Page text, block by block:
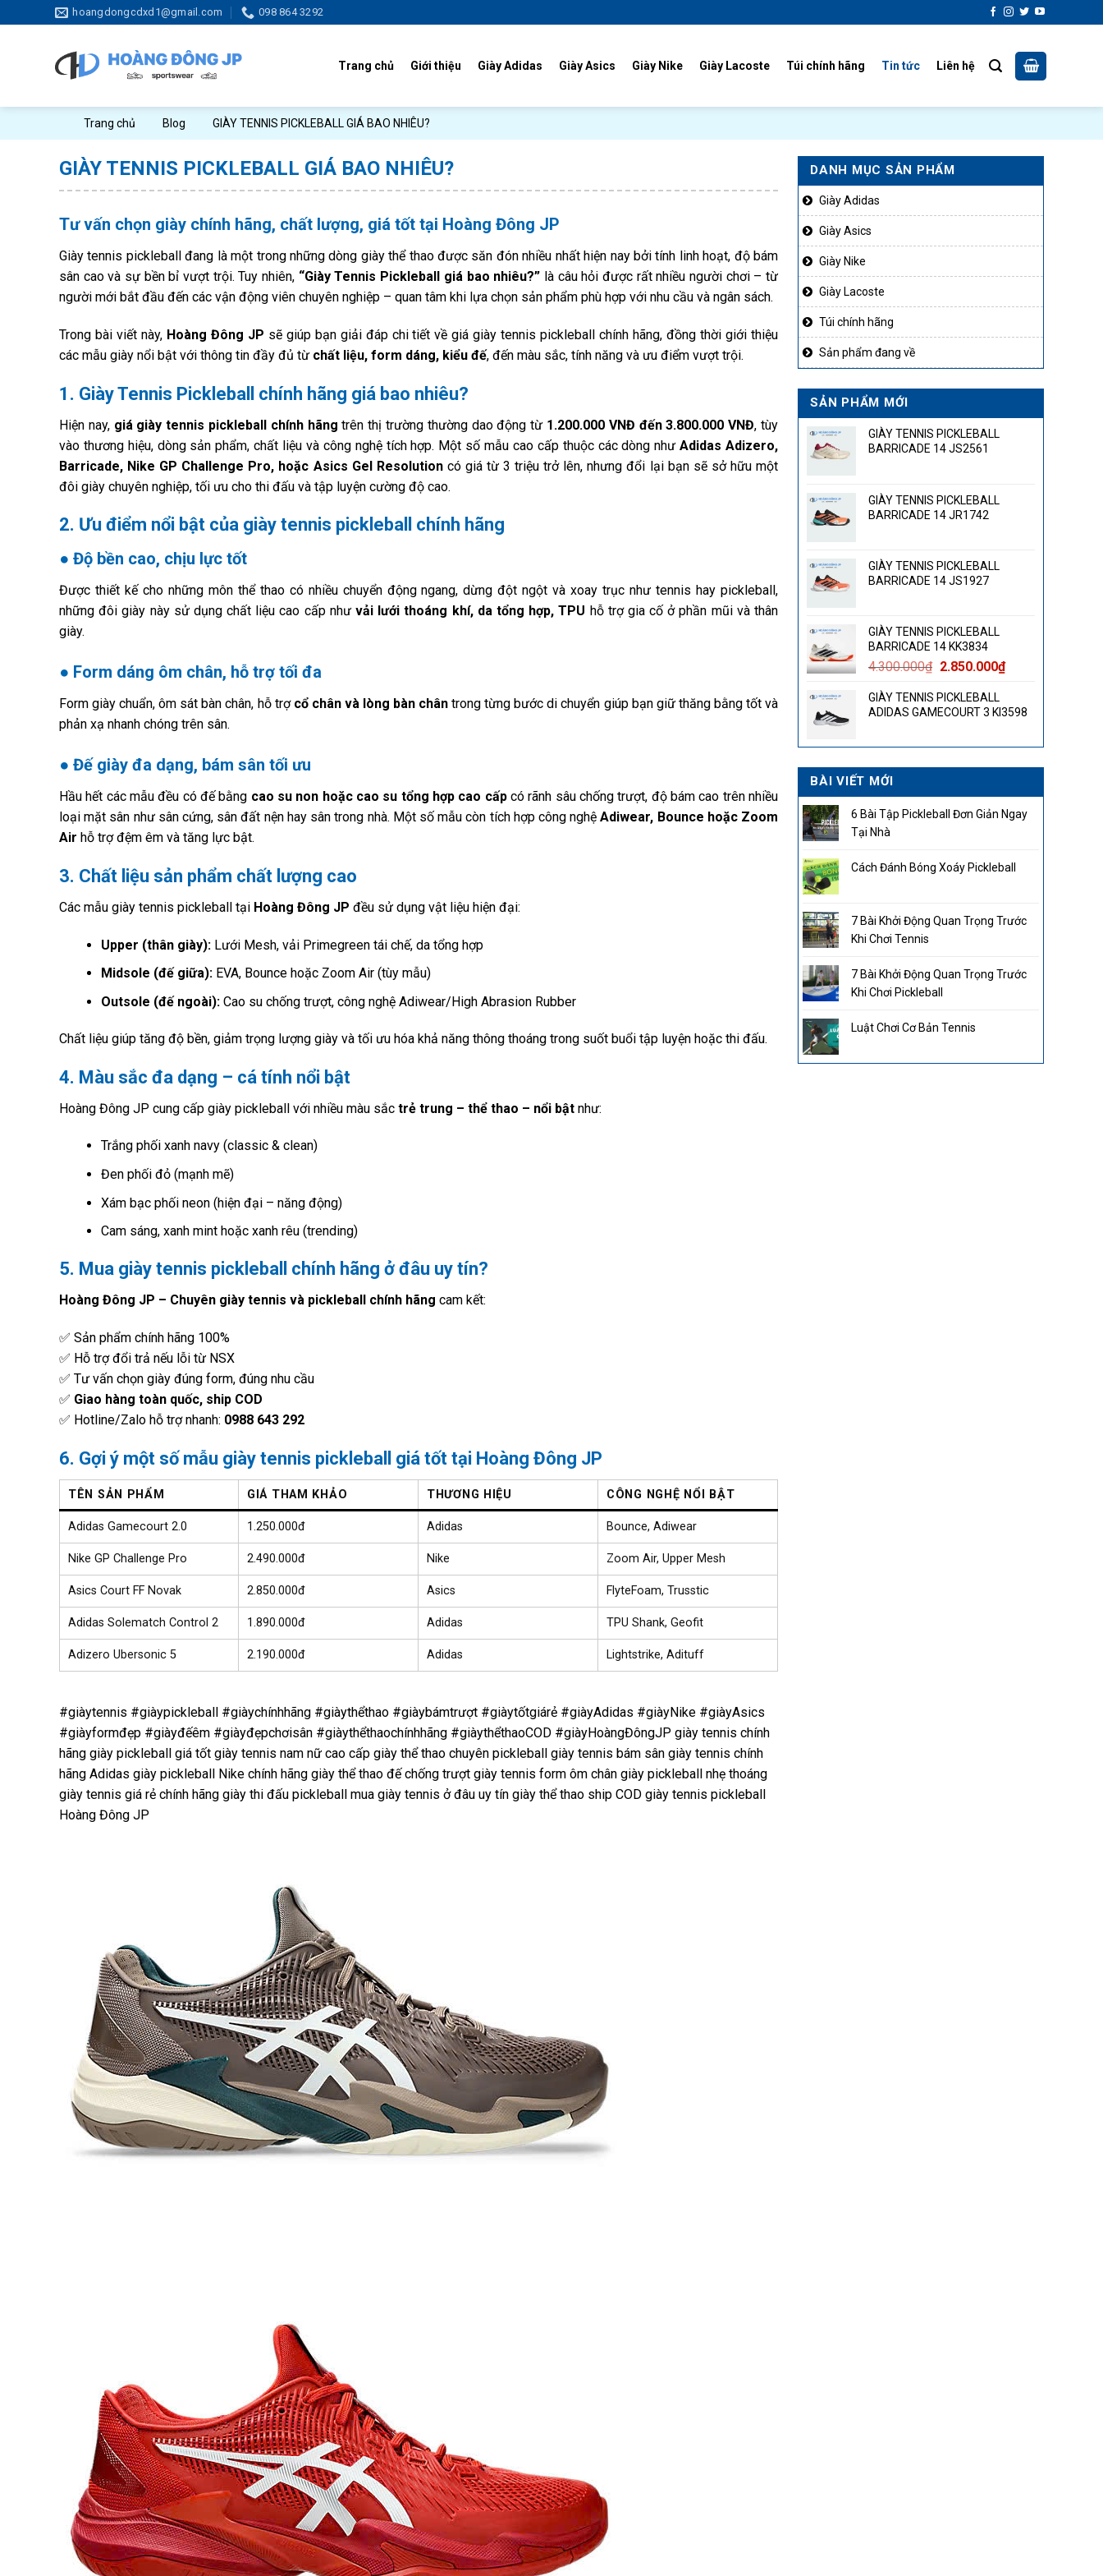
to
hoangdongcdxd1@gmail.com 098 864 3292
Trang chủ Giới thiệu Giày Adidas Giày Asics Giày Nike Giày Lacoste Túi chính hãng Tin tức Liên hệ
Trang chủ Blog GIÀY TENNIS PICKLEBALL GIÁ BAO NHIÊU?
GIÀY TENNIS PICKLEBALL GIÁ BAO NHIÊU?
Tư vấn chọn giày chính hãng, chất lượng, giá tốt tại Hoàng Đông JP
Giày tennis pickleball đang là một trong những dòng giày thể thao được săn đón nhiều nhất hiện nay bởi tính linh hoạt, độ bám
sân cao và sự bền bỉ vượt trội. Tuy nhiên, “Giày Tennis Pickleball giá bao nhiêu?” là câu hỏi được rất nhiều người chơi – từ
người mới bắt đầu đến các vận động viên chuyên nghiệp – quan tâm khi lựa chọn sản phẩm phù hợp với nhu cầu và ngân sách.
Trong bài viết này, Hoàng Đông JP sẽ giúp bạn giải đáp chi tiết về giá giày tennis pickleball chính hãng, đồng thời giới thiệu
các mẫu giày nổi bật với thông tin đầy đủ từ chất liệu, form dáng, kiểu đế, đến màu sắc, tính năng và ưu điểm vượt trội.
1. Giày Tennis Pickleball chính hãng giá bao nhiêu?
Hiện nay, giá giày tennis pickleball chính hãng trên thị trường thường dao động từ 1.200.000 VNĐ đến 3.800.000 VNĐ, tùy
vào thương hiệu, dòng sản phẩm, chất liệu và công nghệ tích hợp. Một số mẫu cao cấp thuộc các dòng nhưAdidas Adizero,
Barricade, Nike GP Challenge Pro, hoặc Asics Gel Resolutioncó giá từ 3 triệu trở lên, nhưng đổi lại bạn sẽ sở hữu một
đôi giày chuyên nghiệp, tối ưu cho thi đấu và tập luyện cường độ cao.
2. Ưu điểm nổi bật của giày tennis pickleball chính hãng
● Độ bền cao, chịu lực tốt
Được thiết kế cho những môn thể thao có nhiều chuyển động ngang, dừng đột ngột và xoay trục như tennis hay pickleball,
những đôi giày này sử dụng chất liệu cao cấp nhưvải lưới thoáng khí, da tổng hợp, TPU hỗ trợ gia cố ở phần mũi và thân
giày.
● Form dáng ôm chân, hỗ trợ tối đa
Form giày chuẩn, ôm sát bàn chân, hỗ trợ cổ chân và lòng bàn chân trong từng bước di chuyển giúp bạn giữ thăng bằng tốt và
phản xạ nhanh chóng trên sân.
● Đế giày đa dạng, bám sân tối ưu
Hầu hết các mẫu đều có đế bằng cao su non hoặc cao su tổng hợp cao cấpcó rãnh sâu chống trượt, độ bám cao trên nhiều
loại mặt sân như sân cứng, sân đất nện hay sân trong nhà. Một số mẫu còn tích hợp công nghệAdiwear, Bounce hoặc Zoom
Air hỗ trợ đệm êm và tăng lực bật.
3. Chất liệu sản phẩm chất lượng cao
Các mẫu giày tennis pickleball tại Hoàng Đông JP đều sử dụng vật liệu hiện đại:
Upper (thân giày):Lưới Mesh, vải Primegreen tái chế, da tổng hợp
Midsole (đế giữa):EVA, Bounce hoặc Zoom Air (tùy mẫu)
Outsole (đế ngoài):Cao su chống trượt, công nghệ Adiwear/High Abrasion Rubber
Chất liệu giúp tăng độ bền, giảm trọng lượng giày và tối ưu hóa khả năng thông thoáng trong suốt buổi tập luyện hoặc thi đấu.
4. Màu sắc đa dạng – cá tính nổi bật
Hoàng Đông JP cung cấp giày pickleball với nhiều màu sắc trẻ trung – thể thao – nổi bật như:
Trắng phối xanh navy (classic & clean)
Đen phối đỏ (mạnh mẽ)
Xám bạc phối neon (hiện đại – năng động)
Cam sáng, xanh mint hoặc xanh rêu (trending)
5. Mua giày tennis pickleball chính hãng ở đâu uy tín?
Hoàng Đông JP – Chuyên giày tennis và pickleball chính hãng cam kết:
✅ Sản phẩm chính hãng 100%
✅ Hỗ trợ đổi trả nếu lỗi từ NSX
✅ Tư vấn chọn giày đúng form, đúng nhu cầu
✅ Giao hàng toàn quốc, ship COD
✅ Hotline/Zalo hỗ trợ nhanh: 0988 643 292
6. Gợi ý một số mẫu giày tennis pickleball giá tốt tại Hoàng Đông JP
TÊN SẢN PHẨM GIÁ THAM KHẢO THƯƠNG HIỆU CÔNG NGHỆ NỔI BẬT
Adidas Gamecourt 2.0 1.250.000đ Adidas Bounce, Adiwear
Nike GP Challenge Pro 2.490.000đ Nike Zoom Air, Upper Mesh
Asics Court FF Novak 2.850.000đ Asics FlyteFoam, Trusstic
Adidas Solematch Control 2 1.890.000đ Adidas TPU Shank, Geofit
Adizero Ubersonic 5 2.190.000đ Adidas Lightstrike, Adituff
#giàytennis #giàypickleball #giàychínhhãng #giàythểthao #giàybámtrượt #giàytốtgiárẻ #giàyAdidas #giàyNike #giàyAsics
#giàyformđẹp #giàyđếêm #giàyđẹpchơisân #giàythểthaochínhhãng #giàythểthaoCOD #giàyHoàngĐôngJP giày tennis chính
hãng giày pickleball giá tốt giày tennis nam nữ cao cấp giày thể thao chuyên pickleball giày tennis bám sân giày tennis chính
hãng Adidas giày pickleball Nike chính hãng giày thể thao đế chống trượt giày tennis form ôm chân giày pickleball nhẹ thoáng
giày tennis giá rẻ chính hãng giày thi đấu pickleball mua giày tennis ở đâu uy tín giày thể thao ship COD giày tennis pickleball
Hoàng Đông JP
DANH MỤC SẢN PHẨM
Giày Adidas
Giày Asics
Giày Nike
Giày Lacoste
Túi chính hãng
Sản phẩm đang về
SẢN PHẨM MỚI
GIÀY TENNIS PICKLEBALL
BARRICADE 14 JS2561
GIÀY TENNIS PICKLEBALL
BARRICADE 14 JR1742
GIÀY TENNIS PICKLEBALL
BARRICADE 14 JS1927
GIÀY TENNIS PICKLEBALL
BARRICADE 14 KK3834
4.300.000₫ Giá
là:
4.300.000₫.
2.850.000₫Giá
là:
GIÀY TENNIS PICKLEBALL
ADIDAS GAMECOURT 3 KI3598
BÀI VIẾT MỚI
6 Bài Tập Pickleball Đơn Giản Ngay
Tại Nhà
Cách Đánh Bóng Xoáy Pickleball
7 Bài Khởi Động Quan Trọng Trước
Khi Chơi Tennis
7 Bài Khởi Động Quan Trọng Trước
Khi Chơi Pickleball
Luật Chơi Cơ Bản Tennis